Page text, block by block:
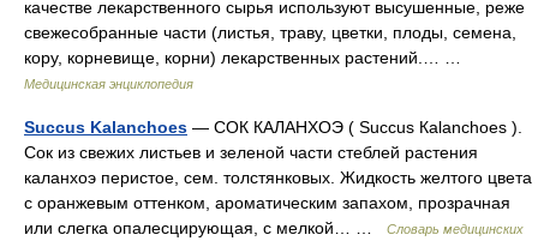
качестве лекарственного сырья используют высушенные, реже
свежесобранные части (листья, траву, цветки, плоды, семена,
кору, корневище, корни) лекарственных растений.… …
Медицинская энциклопедия
Succus Kalanchoes — СОК КАЛАНХОЭ ( Succus Каlanchoes ).
Сок из свежих листьев и зеленой части стеблей растения
каланхоэ перистое, сем. толстянковых. Жидкость желтого цвета
с оранжевым оттенком, ароматическим запахом, прозрачная
или слегка опалесцирующая, с мелкой… …
Словарь медицинских